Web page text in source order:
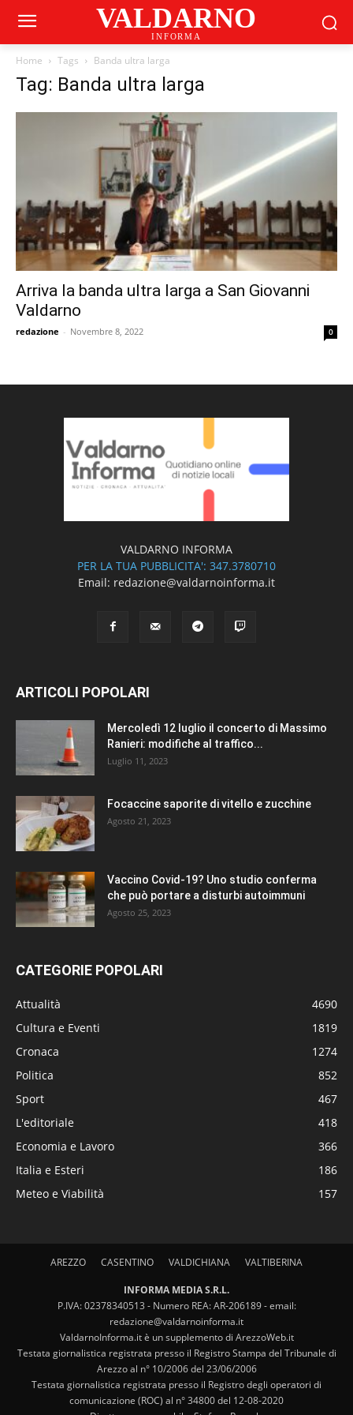
VALDARNO
INFORMA
Home Tags Banda ultra larga
Tag: Banda ultra larga
Arriva la banda ultra larga a San Giovanni
Valdarno
redazione - Novembre 8, 2022 0
VALDARNO INFORMA
PER LA TUA PUBBLICITA': 347.3780710
Email: redazione@valdarnoinforma.it
ARTICOLI POPOLARI
Mercoledì 12 luglio il concerto di Massimo
Ranieri: modifiche al traffico...
Luglio 11, 2023
Focaccine saporite di vitello e zucchine
Agosto 21, 2023
Vaccino Covid-19? Uno studio conferma
che può portare a disturbi autoimmuni
Agosto 25, 2023
CATEGORIE POPOLARI
Attualità
4690
Cultura e Eventi
1819
Cronaca
1274
Politica
852
Sport
467
L'editoriale
418
Economia e Lavoro
366
Italia e Esteri
186
Meteo e Viabilità
157
AREZZO CASENTINO VALDICHIANA VALTIBERINA
INFORMA MEDIA S.R.L.
P.IVA: 02378340513 - Numero REA: AR-206189 - email:
redazione@valdarnoinforma.it
ValdarnoInforma.it è un supplemento di ArezzoWeb.it
Testata giornalistica registrata presso il Registro Stampa del Tribunale di
Arezzo al n° 10/2006 del 23/06/2006
Testata giornalistica registrata presso il Registro degli operatori di
comunicazione (ROC) al n° 34800 del 12-08-2020